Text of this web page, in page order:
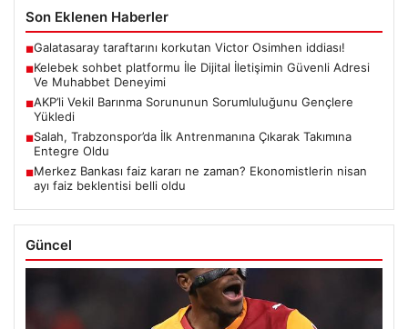
Son Eklenen Haberler
■Galatasaray taraftarını korkutan Victor Osimhen iddiası!
■Kelebek sohbet platformu İle Dijital İletişimin Güvenli Adresi
Ve Muhabbet Deneyimi
■AKP’li Vekil Barınma Sorununun Sorumluluğunu Gençlere
Yükledi
■Salah, Trabzonspor’da İlk Antrenmanına Çıkarak Takımına
Entegre Oldu
■Merkez Bankası faiz kararı ne zaman? Ekonomistlerin nisan
ayı faiz beklentisi belli oldu
Güncel